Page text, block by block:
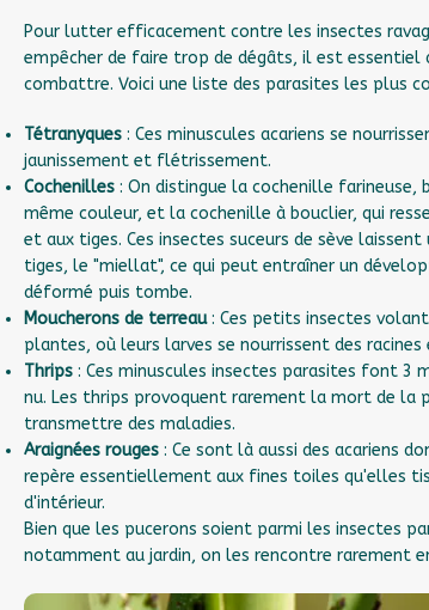
Pour lutter efficacement contre les insectes
empêcher de faire trop de dégâts, il est essentiel
combattre. Voici une liste des parasites les plus
Tétranyques : Ces minuscules acariens se
jaunissement et flétrissement.
Cochenilles : On distingue la cochenille
même couleur, et la cochenille à bouclier, qui
et aux tiges. Ces insectes suceurs de sève
tiges, le "miellat", ce qui peut entraîner un
déformé puis tombe.
Moucherons de terreau: Ces petits insectes
plantes, où leurs larves se nourrissent des
Thrips : Ces minuscules insectes parasites font
nu. Les thrips provoquent rarement la mort de
transmettre des maladies.
Araignées rouges : Ce sont là aussi des acariens
repère essentiellement aux fines toiles qu'elles
d'intérieur.
Bien que les pucerons soient parmi les insectes
notamment au jardin, on les rencontre rarement